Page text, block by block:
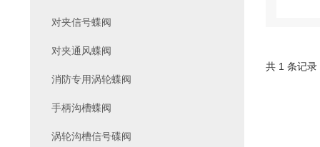
共 1 条记
对夹信号蝶阀
对夹通风蝶阀
消防专用涡轮蝶阀
手柄沟槽蝶阀
涡轮沟槽信号碟阀